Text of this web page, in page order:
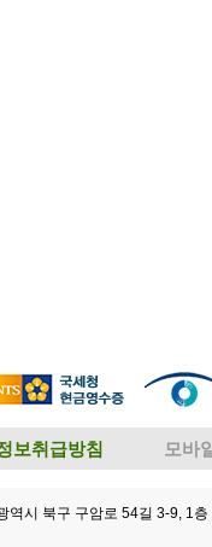
보취급방침 모바
역시 북구 구암로 54길 3-9, 1